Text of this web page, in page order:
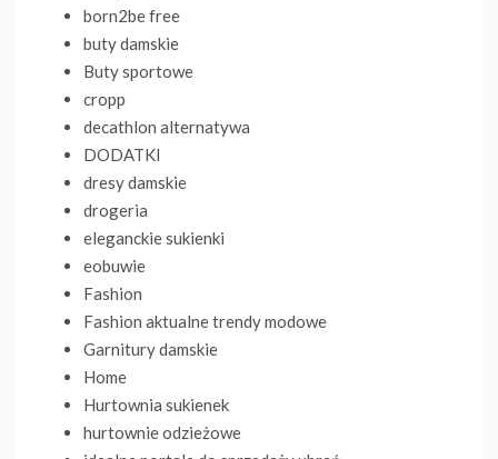
born2be free
buty damskie
Buty sportowe
cropp
decathlon alternatywa
DODATKI
dresy damskie
drogeria
eleganckie sukienki
eobuwie
Fashion
Fashion aktualne trendy modowe
Garnitury damskie
Home
Hurtownia sukienek
hurtownie odzieżowe